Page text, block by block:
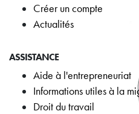
Créer un compte
Actualités
ASSISTANCE
Aide à l'entrepreneuriat
Informations utiles à la
Droit du travail